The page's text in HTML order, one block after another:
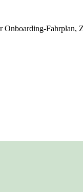
Fahrplan,